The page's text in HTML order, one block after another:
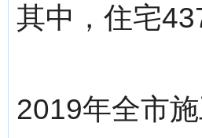
其中，住宅
2019年全市